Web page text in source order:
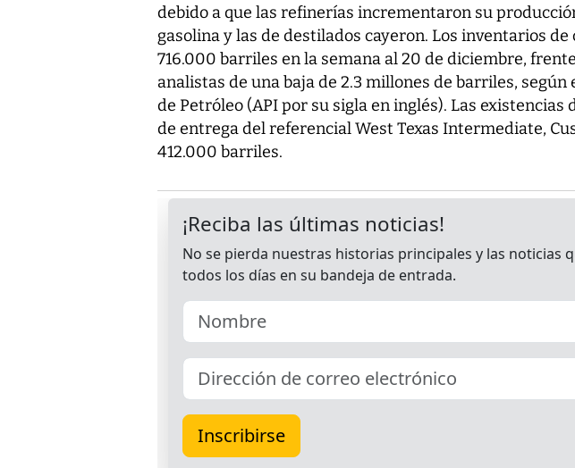
debido a que las refinerías incrementaron su
gasolina y las de destilados cayeron. Los inventarios
716.000 barriles en la semana al 20 de diciembre,
analistas de una baja de 2.3 millones de barriles,
de Petróleo (API por su sigla en inglés). Las existencias
de entrega del referencial West Texas Intermediate,
412.000 barriles.